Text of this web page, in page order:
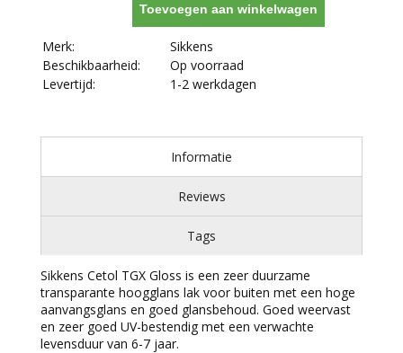
Toevoegen aan winkelwagen
Merk:
Sikkens
Beschikbaarheid:
Op voorraad
Levertijd:
1-2 werkdagen
Informatie
Reviews
Tags
Sikkens Cetol TGX Gloss is een zeer duurzame
transparante hoogglans lak voor buiten met een hoge
aanvangsglans en goed glansbehoud. Goed weervast
en zeer goed UV-bestendig met een verwachte
levensduur van 6-7 jaar.